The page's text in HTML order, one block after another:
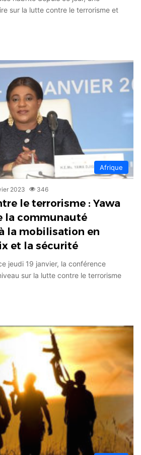
sur la lutte contre le terrorisme et
Afrique
2023 346
le terrorisme : Yawa
la communauté
la mobilisation en
et la sécurité
jeudi 19 janvier, la conférence
sur la lutte contre le terrorisme